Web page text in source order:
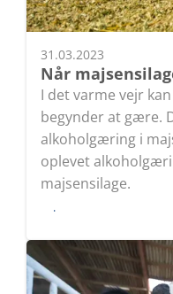
31.03.2023
Når
I det varme vejr
begynder at gære.
alkoholgæring i
oplevet
majsensilage.
Læs